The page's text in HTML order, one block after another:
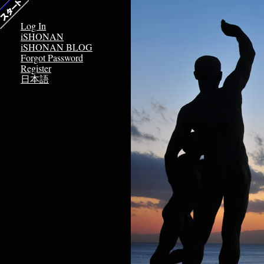
Log In
iSHONAN
iSHONAN BLOG
Forgot Password
Register
日本語